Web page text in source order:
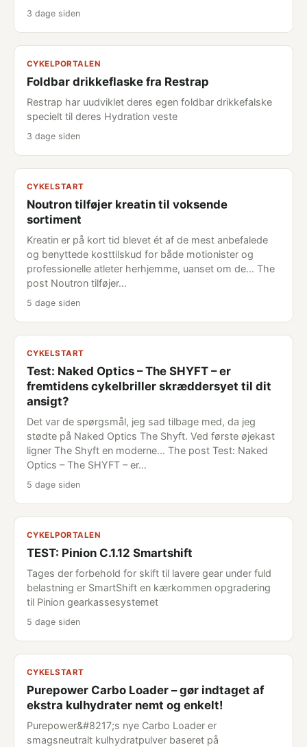
3 dage siden
CYKELPORTALEN
Foldbar drikkeflaske fra Restrap
Restrap har uudviklet deres egen foldbar drikkefalske
specielt til deres Hydration veste
3 dage siden
CYKELSTART
Noutron tilføjer kreatin til voksende
sortiment
Kreatin er på kort tid blevet ét af de mest anbefalede
og benyttede kosttilskud for både motionister og
professionelle atleter herhjemme, uanset om de... The
post Noutron tilføjer…
5 dage siden
CYKELSTART
Test: Naked Optics – The SHYFT – er
fremtidens cykelbriller skræddersyet til dit
ansigt?
Det var de spørgsmål, jeg sad tilbage med, da jeg
stødte på Naked Optics The Shyft. Ved første øjekast
ligner The Shyft en moderne... The post Test: Naked
Optics – The SHYFT – er…
5 dage siden
CYKELPORTALEN
TEST: Pinion C.1.12 Smartshift
Tages der forbehold for skift til lavere gear under fuld
belastning er SmartShift en kærkommen opgradering
til Pinion gearkassesystemet
5 dage siden
CYKELSTART
Purepower Carbo Loader – gør indtaget af
ekstra kulhydrater nemt og enkelt!
Purepower&#8217;s nye Carbo Loader er
smagsneutralt kulhydratpulver baseret på